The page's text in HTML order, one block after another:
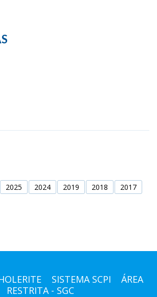
2025 2024 2019 2018
2017
SISTEMA SCPI
ÁREA
RESTRITA - SGC